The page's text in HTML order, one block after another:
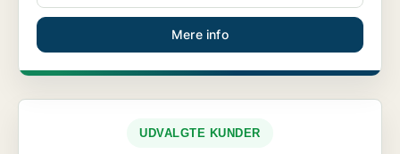
Mere info
UDVALGTE KUNDER